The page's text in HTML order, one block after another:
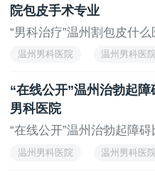
院包皮手术专业
“男科治疗”温州割包皮什
温州男科医院 温州男科医
“在线公开”温州治勃起
男科医院
“在线公开”温州治勃起障
温州男科医院 温州男科医